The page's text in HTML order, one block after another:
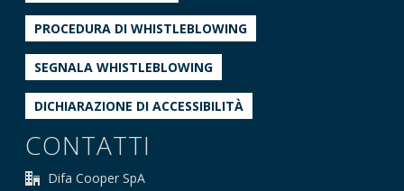
PROCEDURA DI WHISTLEBLOWING
SEGNALA WHISTLEBLOWING
DICHIARAZIONE DI ACCESSIBILITÀ
CONTATTI
Difa Cooper SpA